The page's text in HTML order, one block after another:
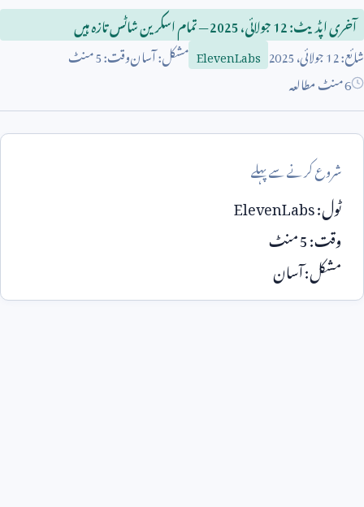
آخری اپڈیٹ:12جولائی،2025— تمام اسکرین شاٹس تازہ ہیں
شائع:12جولائی،2025
ElevenLabs مشکل: آسانوقت:5منٹ
6 منٹ مطالعہ
شروع کرنے سے پہلے
ٹول:ElevenLabs
وقت:5منٹ
مشکل: آسان